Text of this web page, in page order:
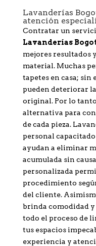
Lavanderías
atención
Contratar un
Lavanderías
mejores resultados
material. Muchas
tapetes en casa; sin
pueden deteriorar
original. Por lo
alternativa para
de cada pieza.
personal
ayudan a eliminar
acumulada sin
personalizada
procedimiento
del cliente.
brinda comodidad
todo el proceso de
tus espacios
experiencia y